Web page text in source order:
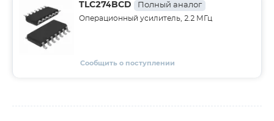
TLC274BCD Полный аналог
Операционный усилитель, 2.2 МГц
Сообщить о поступлении